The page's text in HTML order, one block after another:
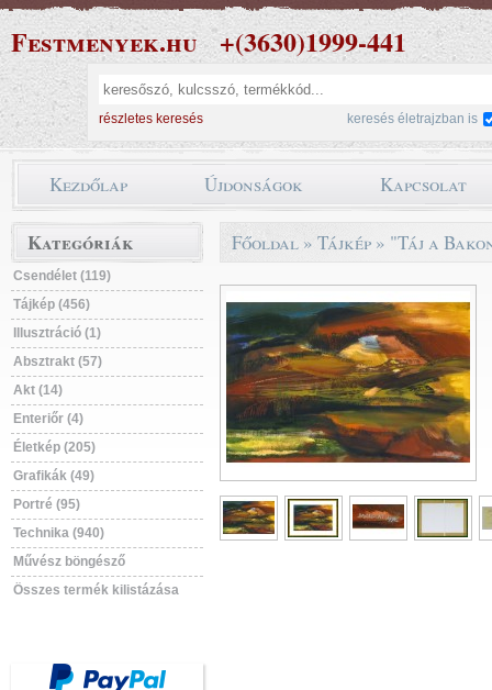
Festmenyek.hu +(3630)1999-441
részletes keresés keresés életrajzban is
Kezdőlap Újdonságok Kapcsolat
Kategóriák
Csendélet (119)
Tájkép (456)
Illusztráció (1)
Absztrakt (57)
Akt (14)
Enteriőr (4)
Életkép (205)
Grafikák (49)
Portré (95)
Technika (940)
Művész böngésző
Összes termék kilistázása
Főoldal » Tájkép » "Táj a